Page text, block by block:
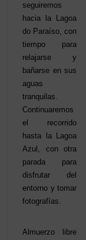
seguiremos
hacia la Lagoa
do Paraíso, con
tiempo para
relajarse y
bañarse en sus
aguas
tranquilas.
Continuaremos
el recorrido
hasta la Lagoa
Azul, con otra
parada para
disfrutar del
entorno y tomar
fotografías.
Almuerzo libre